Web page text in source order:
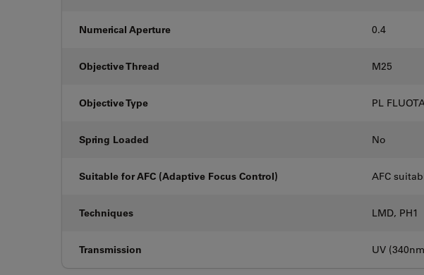
Numerical Aperture 0.4
Objective Thread M25
Objective Type PL
Spring Loaded No
Suitable for AFC (Adaptive Focus Control) AFC
Techniques LMD, PH1
Transmission UV